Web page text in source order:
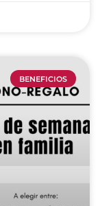
BENEFICIOS